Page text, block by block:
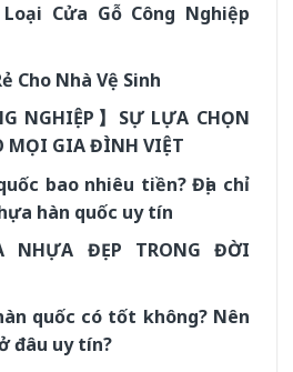
Cửa Gỗ Công Nghiệp
Cho Nhà Vệ Sinh
NGHIỆP】SỰ LỰA CHỌN
MỌI GIA ĐÌNH VIỆT
bao nhiêu tiền? Địa chỉ
hàn quốc uy tín
NHỰA ĐẸP TRONG ĐỜI
quốc có tốt không? Nên
đâu uy tín?